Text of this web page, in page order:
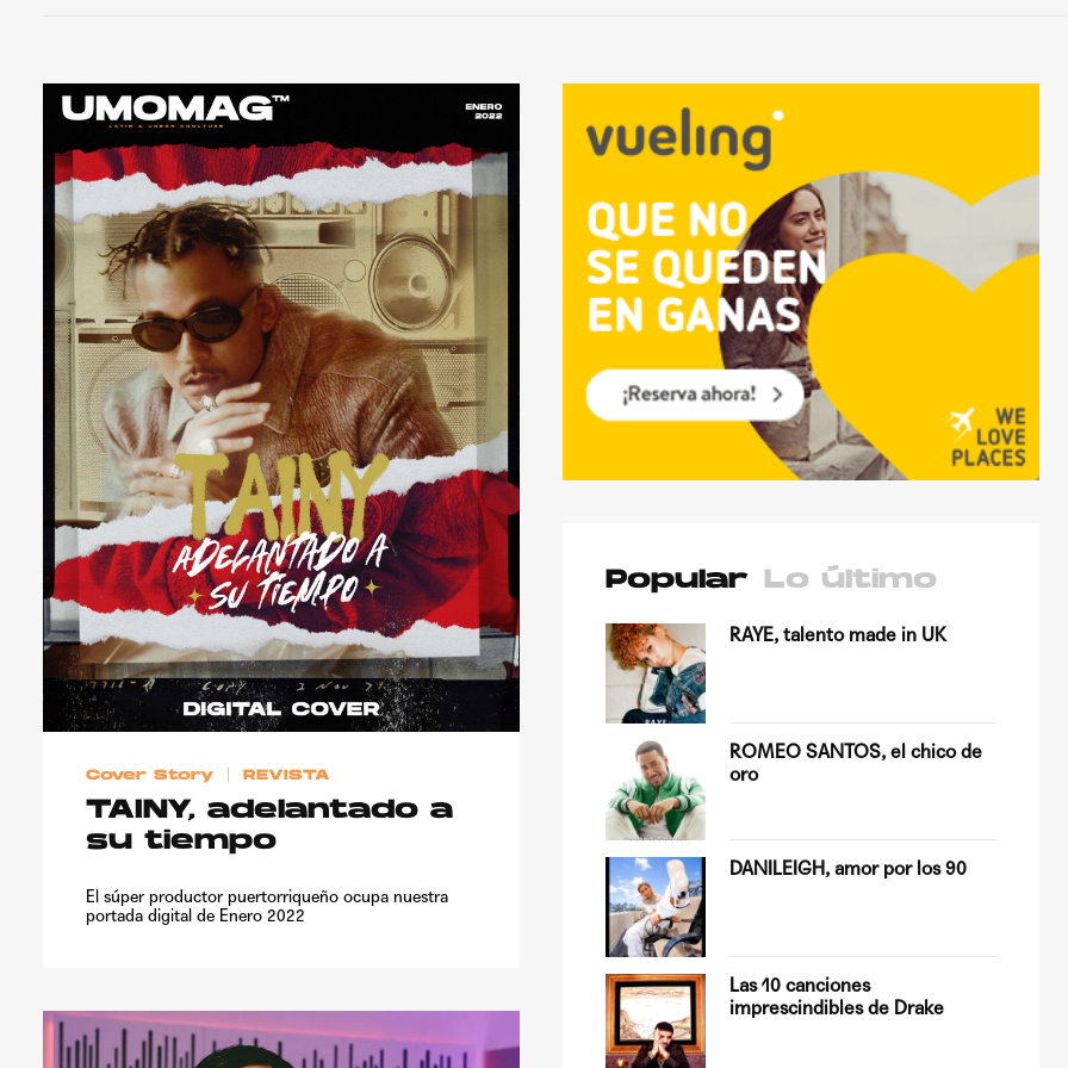
Cover Story REVISTA
TAINY, adelantado a
su tiempo
El súper productor puertorriqueño ocupa nuestra
portada digital de Enero 2022
Popular Lo último
TAINY, adelantado a su
tiempo
14 enero, 2022
1 noviembre, 2021
27 octubre, 2021
RAYE, talento made in UK
ROMEO SANTOS, el chico de
oro
DANILEIGH, amor por los 90
Las 10 canciones
imprescindibles de Drake